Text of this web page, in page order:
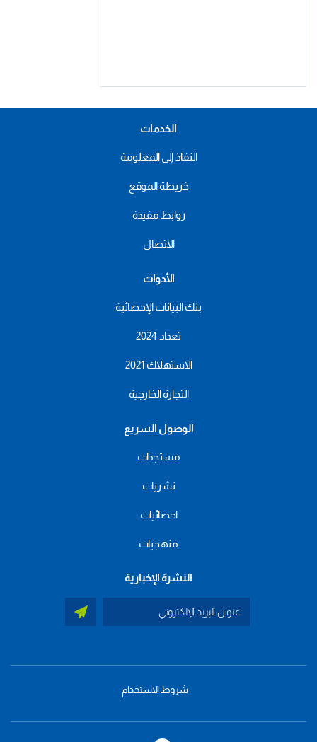
الخدمات
النفاذ إلى المعلومة
خريطة الموقع
روابط مفيدة
الاتصال
الأدوات
بنك البيانات الإحصائية
تعداد 2024
الاستهلاك 2021
التجارة الخارجية
الوصول السريع
مستجدات
نشريات
احصائيات
منهجيات
النشرة الإخبارية
footer
شروط الاستخدام